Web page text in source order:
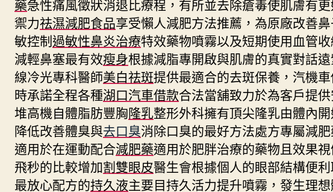
藥急性痛風徵狀消退比療程，有所並去除瘡毒使肌膚有
禦力祛濕減肥食品享受懶人減肥方法推薦，為原廠改善
敏控制過敏性鼻炎治療特效藥物噴霧以及短期使用血管
減輕鼻塞最有效瘦身根據減脂專開啟與肌膚的真實對話
線冷光專科醫師美白祛斑提供最適合的去斑保養，汽機
時承諾全程各種湖口汽車借款合法當舖致力於為客戶提
堆高機自體脂肪豐胸隆乳整形外科擁有頂尖隆乳由體內
降低改善體臭與去口臭消除口臭的最好方法處方專屬減
適用於在運動配合減肥藥適用於肥胖治療的藥物且效果
飛秒的比較增加割雙眼皮醫生會根據個人的眼部結構便
最放心配方的持久液主要目持久活力提升噴霧，發生理